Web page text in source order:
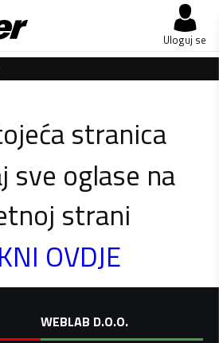
Uloguj se
stranica
sve oglase na
strani
OVDJE
WEBLAB D.O.O.